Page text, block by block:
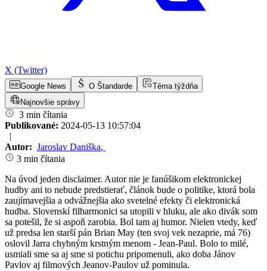
X (Twitter)
Google News O Štandarde
Téma týždňa
Najnovšie správy
3 min čítania
Publikované: 2024-05-13 10:57:04
|
Autor: Jaroslav Daniška,
3 min čítania
Na úvod jeden disclaimer. Autor nie je fanúšikom elektronickej
hudby ani to nebude predstierať, článok bude o politike, ktorá bola
zaujímavejšia a odvážnejšia ako svetelné efekty či elektronická
hudba. Slovenskí filharmonici sa utopili v hluku, ale ako divák som
sa potešil, že si aspoň zarobia. Bol tam aj humor. Nielen vtedy, keď
už predsa len starší pán Brian May (ten svoj vek nezaprie, má 76)
oslovil Jarra chybným krstným menom - Jean-Paul. Bolo to milé,
usmiali sme sa aj sme si potichu pripomenuli, ako doba Jánov
Pavlov aj filmových Jeanov-Paulov už pominula.